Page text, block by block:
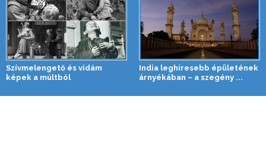
Szívmelengető és vidám
képek a múltból
India leghíresebb épületének
árnyékában – a szegény ...